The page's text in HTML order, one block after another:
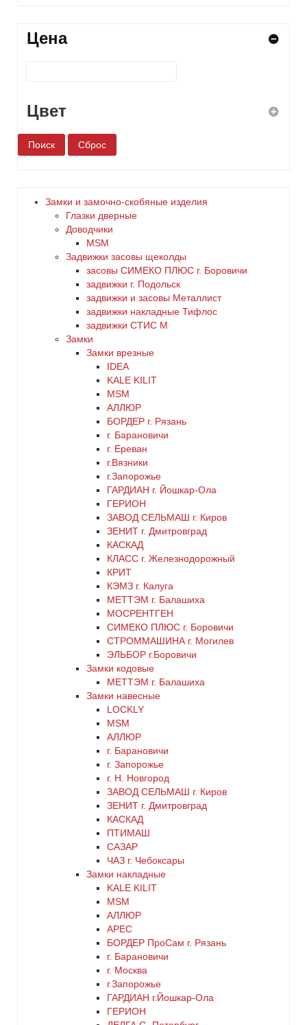
Цена
Цвет
белый
желтый
Замки и замочно-скобяные изделия
Глазки дверные
Доводчики
MSM
Задвижки засовы щеколды
заcовы СИМЕКО ПЛЮС г. Боровичи
задвижки г. Подольск
задвижки и засовы Металлист
задвижки накладные Тифлос
задвижки СТИС М
Замки
Замки врезные
IDEA
KALE KILIT
MSM
АЛЛЮР
БОРДЕР г. Рязань
г. Барановичи
г. Ереван
г.Вязники
г.Запорожье
ГАРДИАН г. Йошкар-Ола
ГЕРИОН
ЗАВОД СЕЛЬМАШ г. Киров
ЗЕНИТ г. Дмитровград
КАСКАД
КЛАСС г. Железнодорожный
КРИТ
КЭМЗ г. Калуга
МЕТТЭМ г. Балашиха
МОСРЕНТГЕН
СИМЕКО ПЛЮС г. Боровичи
СТРОММАШИНА г. Могилев
ЭЛЬБОР г.Боровичи
Замки кодовые
МЕТТЭМ г. Балашиха
Замки навесные
LOCKLY
MSM
АЛЛЮР
г. Барановичи
г. Запорожье
г. Н. Новгород
ЗАВОД СЕЛЬМАШ г. Киров
ЗЕНИТ г. Дмитровград
КАСКАД
ПТИМАШ
САЗАР
ЧАЗ г. Чебоксары
Замки накладные
KALE KILIT
MSM
АЛЛЮР
АРЕС
БОРДЕР ПроСам г. Рязань
г. Барановичи
г. Москва
г.Запорожье
ГАРДИАН г.Йошкар-Ола
ГЕРИОН